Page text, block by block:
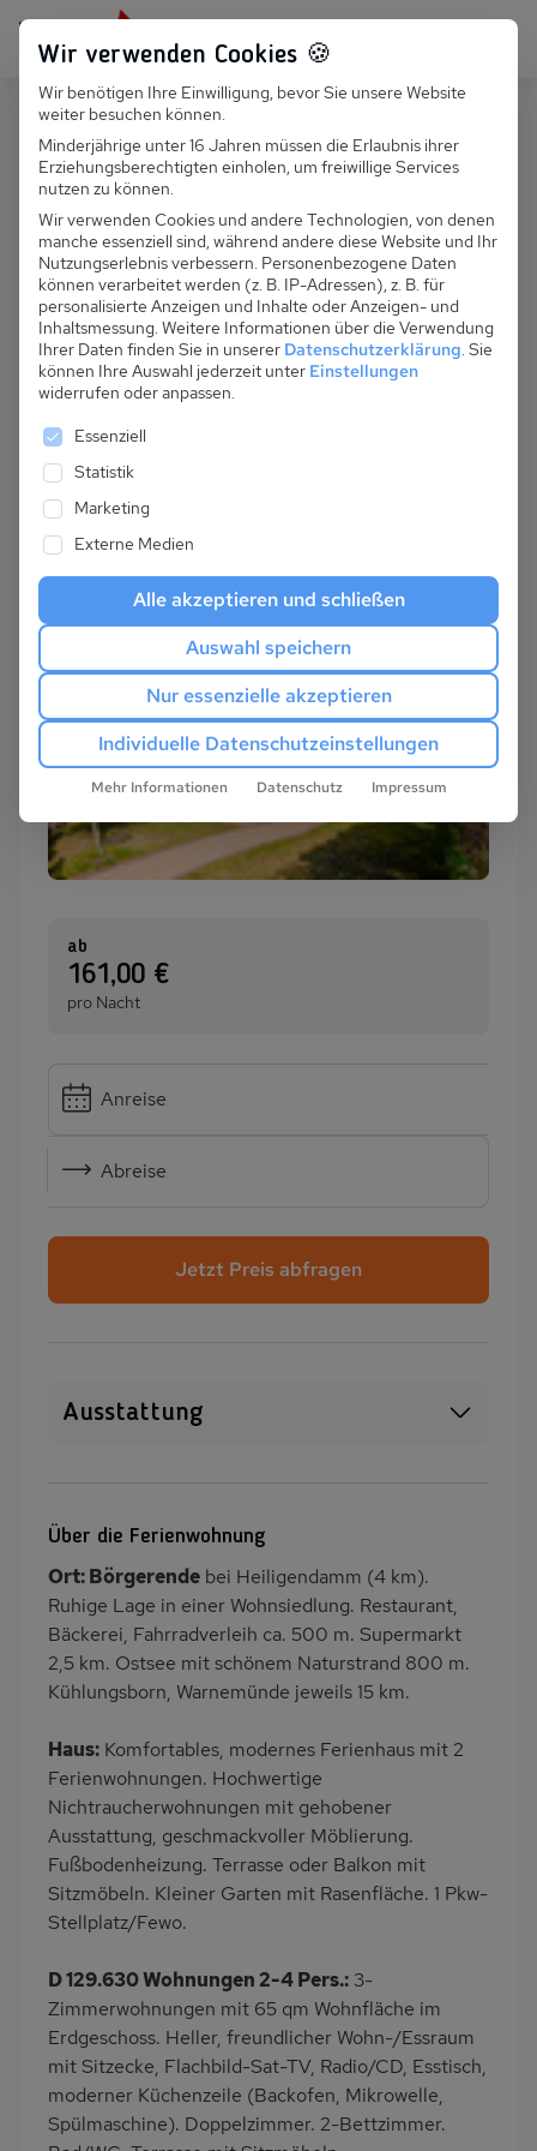
Persönlich für dich da: +49 251 899 050
Suchfeld
Suchen
D 129.631 - Ferienhaus Lönnies
ab
:161,00 €
pro Nacht
Anreise
Abreise
Jetzt Preis abfragen
Ausstattung
Küche
Herd (4 Kochfelder)
Backofen
Geschirrspülmaschine
Kühlschrank
Mikrowelle
Nichtraucher
Haustiere/Hund
Über die Ferienwohnung
Ort: Börgerende bei Heiligendamm (4 km).
Ruhige Lage in einer Wohnsiedlung. Restaurant,
Bäckerei, Fahrradverleih ca. 500 m. Supermarkt
2,5 km. Ostsee mit schönem Naturstrand 800 m.
Kühlungsborn, Warnemünde jeweils 15 km.
Haus: Komfortables, modernes Ferienhaus mit 2
Ferienwohnungen. Hochwertige
Nichtraucherwohnungen mit gehobener
Ausstattung, geschmackvoller Möblierung.
Fußbodenheizung. Terrasse oder Balkon mit
Sitzmöbeln. Kleiner Garten mit Rasenfläche. 1 Pkw-
Stellplatz/Fewo.
D 129.630 Wohnungen 2-4 Pers.: 3-
Zimmerwohnungen mit 65 qm Wohnfläche im
Erdgeschoss. Heller, freundlicher Wohn-/Essraum
mit Sitzecke, Flachbild-Sat-TV, Radio/CD, Esstisch,
moderner Küchenzeile (Backofen, Mikrowelle,
Spülmaschine). Doppelzimmer. 2-Bettzimmer.
Wir verwenden Cookies 🍪
Wir benötigen Ihre Einwilligung, bevor Sie unsere Website
weiter besuchen können.
Minderjährige unter 16 Jahren müssen die Erlaubnis ihrer
Erziehungsberechtigten einholen, um freiwillige Services
nutzen zu können.
Wir verwenden Cookies und andere Technologien, von denen
manche essenziell sind, während andere diese Website und Ihr
Nutzungserlebnis verbessern. Personenbezogene Daten
können verarbeitet werden (z. B. IP-Adressen), z. B. für
personalisierte Anzeigen und Inhalte oder Anzeigen- und
Inhaltsmessung. Weitere Informationen über die Verwendung
Ihrer Daten finden Sie in unserer Datenschutzerklärung. Sie
können Ihre Auswahl jederzeit unter Einstellungen
widerrufen oder anpassen.
Es folgt eine Liste der Service-Gruppen, für die
Essenziell
Statistik
Marketing
Externe Medien
Alle akzeptieren und schließen
Auswahl speichern
Nur essenzielle akzeptieren
Individuelle Datenschutzeinstellungen
Mehr Informationen Datenschutz Impressum